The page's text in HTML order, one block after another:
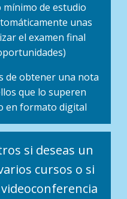
de estudio
unas
el examen final
de obtener una nota
que lo superen
en formato digital
si deseas un
cursos o si